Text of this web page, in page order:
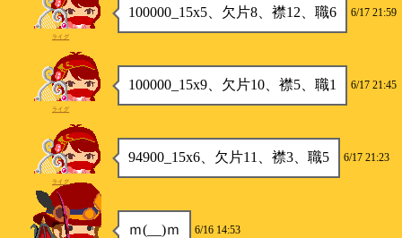
100000_15x5、欠片8、襟12、職6 6/17 21:59
ライグ
100000_15x9、欠片10、襟5、職1 6/17 21:45
ライグ
94900_15x6、欠片11、襟3、職5 6/17 21:23
ライグ
ｍ(__)ｍ 6/16 14:53